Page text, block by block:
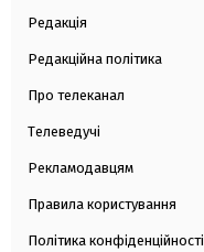
Редакція
Редакційна політика
Про телеканал
Телеведучі
Рекламодавцям
Правила користування
Політика конфіденційності